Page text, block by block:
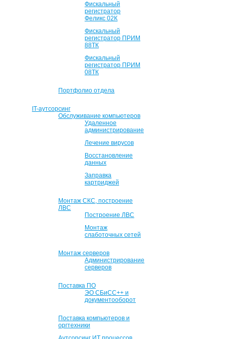
Фискальный
регистратор
Феликс 02К
Фискальный
регистратор ПРИМ
88ТК
Фискальный
регистратор ПРИМ
08ТК
Портфолио отдела
IT-аутсорсинг
Обслуживание компьютеров
Удаленное
администрирование
Лечение вирусов
Восстановление
данных
Заправка
картриджей
Монтаж СКС, построение
ЛВС
Построение ЛВС
Монтаж
слаботочных сетей
Монтаж серверов
Администрирование
серверов
Поставка ПО
ЭО СБиСС++ и
документооборот
Поставка компьютеров и
оргтехники